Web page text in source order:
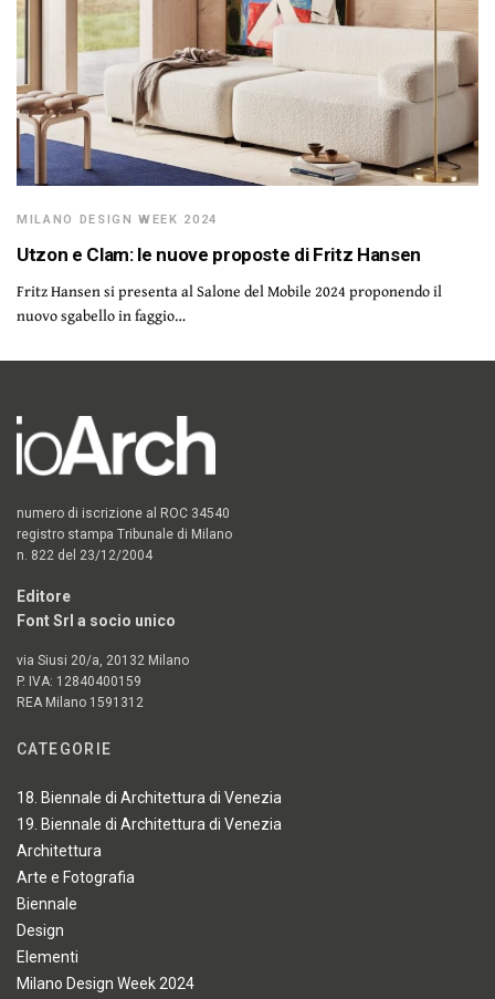
MILANO DESIGN WEEK 2024
Utzon e Clam: le nuove proposte di Fritz Hansen
Fritz Hansen si presenta al Salone del Mobile 2024 proponendo il
nuovo sgabello in faggio…
numero di iscrizione al ROC 34540
registro stampa Tribunale di Milano
n. 822 del 23/12/2004
Editore
Font Srl a socio unico
via Siusi 20/a, 20132 Milano
P. IVA: 12840400159
REA Milano 1591312
CATEGORIE
18. Biennale di Architettura di Venezia
19. Biennale di Architettura di Venezia
Architettura
Arte e Fotografia
Biennale
Design
Elementi
Milano Design Week 2024